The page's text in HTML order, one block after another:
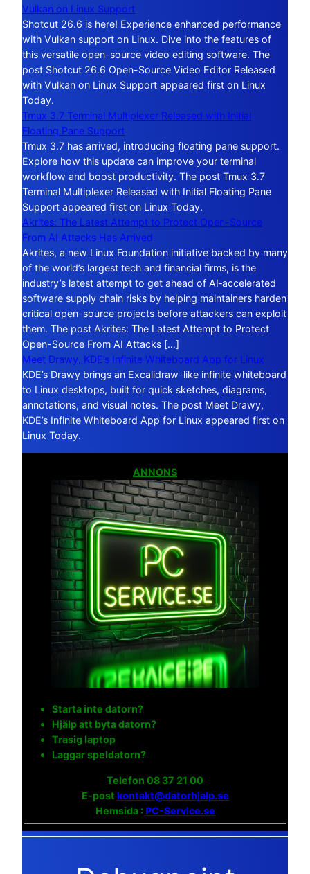
Vulkan on Linux Support
Shotcut 26.6 is here! Experience enhanced performance
with Vulkan support on Linux. Dive into the features of
this versatile open-source video editing software. The
post Shotcut 26.6 Open-Source Video Editor Released
with Vulkan on Linux Support appeared first on Linux
Today.
Tmux 3.7 Terminal Multiplexer Released with Initial
Floating Pane Support
Tmux 3.7 has arrived, introducing floating pane support.
Explore how this update can improve your terminal
workflow and boost productivity. The post Tmux 3.7
Terminal Multiplexer Released with Initial Floating Pane
Support appeared first on Linux Today.
Akrites: The Latest Attempt to Protect Open-Source
From AI Attacks Has Arrived
Akrites, a new Linux Foundation initiative backed by many
of the world’s largest tech and financial firms, is the
industry’s latest attempt to get ahead of AI‑accelerated
software supply chain risks by helping maintainers harden
critical open-source projects before attackers can exploit
them. The post Akrites: The Latest Attempt to Protect
Open-Source From AI Attacks […]
Meet Drawy, KDE’s Infinite Whiteboard App for Linux
KDE’s Drawy brings an Excalidraw-like infinite whiteboard
to Linux desktops, built for quick sketches, diagrams,
annotations, and visual notes. The post Meet Drawy,
KDE’s Infinite Whiteboard App for Linux appeared first on
Linux Today.
ANNONS
Starta inte datorn?
Hjälp att byta datorn?
Trasig laptop
Laggar speldatorn?
Telefon 08 37 21 00
E-post kontakt@datorhjalp.se
Hemsida :PC-Service.se